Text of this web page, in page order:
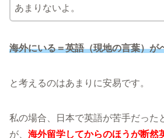
あまりないよ。
海外にいる＝英語（現地の言葉）が
と考えるのはあまりに安易です。
私の場合、日本で英語が苦手だった
が、 海外留学してからのほうが断然